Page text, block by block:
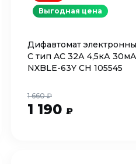
Дифавтомат
C тип AC 32А 4,5кА
NXBLE-63Y CH 105545
1 190 ₽
1 660 ₽
Выгодная цена